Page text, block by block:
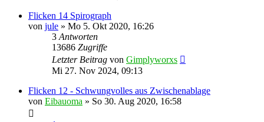
Flicken 14 Spirograph
von jule » Mo 5. Okt 2020, 16:26
3 Antworten
13686 Zugriffe
Letzter Beitrag von Gimplyworxs
Mi 27. Nov 2024, 09:13
Flicken 12 - Schwungvolles aus Zwischenablage
von Eibauoma » So 30. Aug 2020, 16:58